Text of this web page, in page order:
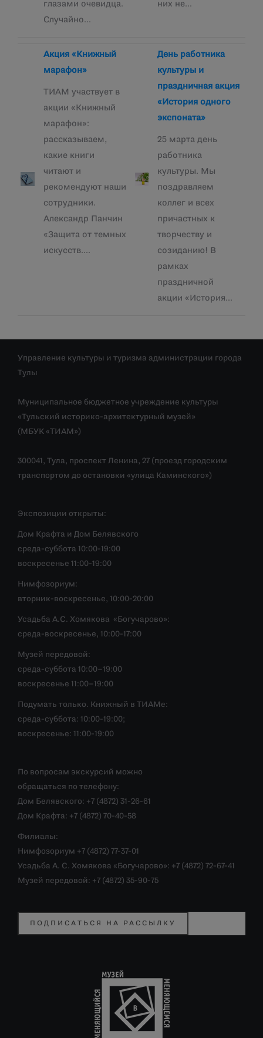
глазами очевидца.
Случайно…
них не…
Акция «Книжный
марафон»
ТИАМ участвует в
акции «Книжный
марафон»:
рассказываем,
какие книги
читают и
рекомендуют наши
сотрудники.
Александр Панчин
«Защита от темных
искусств.…
День работника
культуры и
праздничная акция
«История одного
экспоната»
25 марта день
работника
культуры. Мы
поздравляем
коллег и всех
причастных к
творчеству и
созиданию! В
рамках
праздничной
акции «История…
Управление культуры и туризма администрации города
Тулы
Муниципальное бюджетное учреждение культуры
«Тульский историко-архитектурный музей»
(МБУК «ТИАМ»)
300041, Тула, проспект Ленина, 27 (проезд городским
транспортом до остановки «улица Каминского»)
Экспозиции открыты:
Дом Крафта и Дом Белявского
среда-суббота 10:00-19:00
воскресенье 11:00-19:00
Нимфозориум:
вторник-воскресенье, 10:00-20:00
Усадьба А.С. Хомякова «Богучарово»:
среда-воскресенье, 10:00-17:00
Музей передовой:
среда-суббота 10:00–19:00
воскресенье 11:00–19:00
Подумать только. Книжный в ТИАМе:
среда-суббота: 10:00-19:00;
воскресенье: 11:00-19:00
По вопросам экскурсий можно
обращаться по телефону:
Дом Белявского: +7 (4872) 31-26-61
Дом Крафта: +7 (4872) 70-40-58
Филиалы:
Нимфозориум +7 (4872) 77-37-01
Усадьба А. С. Хомякова «Богучарово»: +7 (4872) 72-67-41
Музей передовой: +7 (4872) 35-90-75
ПОДПИСАТЬСЯ НА РАССЫЛКУ